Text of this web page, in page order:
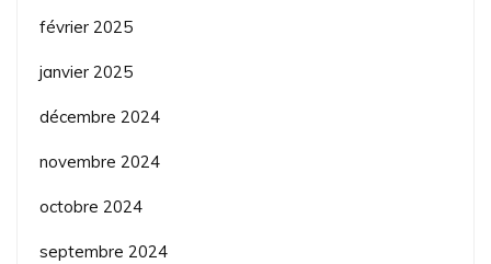
février 2025
janvier 2025
décembre 2024
novembre 2024
octobre 2024
septembre 2024